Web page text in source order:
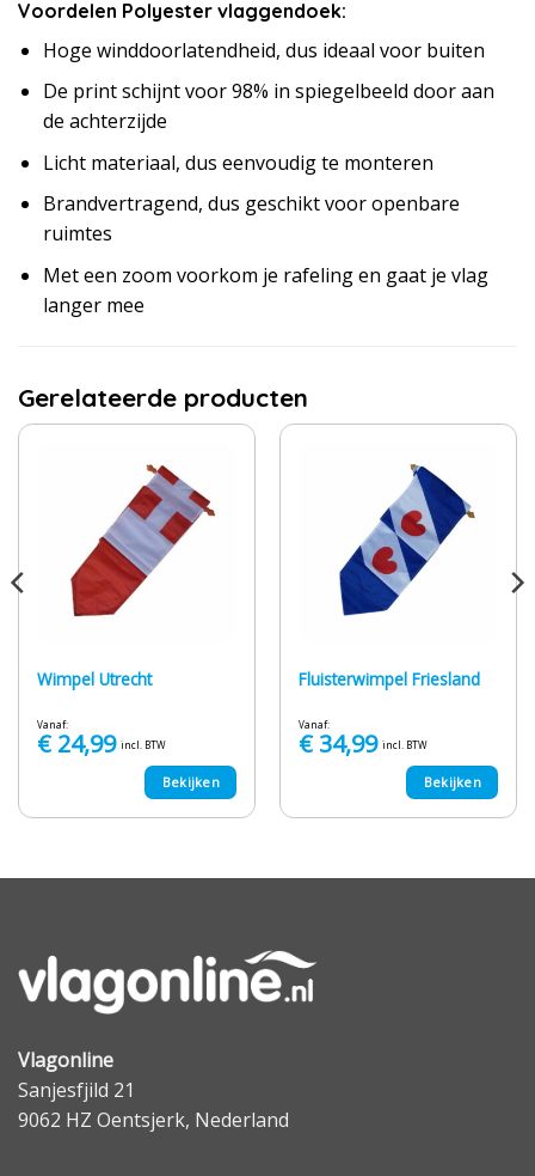
Voordelen Polyester vlaggendoek:
Hoge winddoorlatendheid, dus ideaal voor buiten
De print schijnt voor 98% in spiegelbeeld door aan
de achterzijde
Licht materiaal, dus eenvoudig te monteren
Brandvertragend, dus geschikt voor openbare
ruimtes
Met een zoom voorkom je rafeling en gaat je vlag
langer mee
Gerelateerde producten
Wimpel Utrecht
Vanaf:
€24,99 incl. BTW
Bekijken
Fluisterwimpel Friesland
Vanaf:
€34,99 incl. BTW
Bekijken
Vlagonline
Sanjesfjild 21
9062 HZ Oentsjerk, Nederland